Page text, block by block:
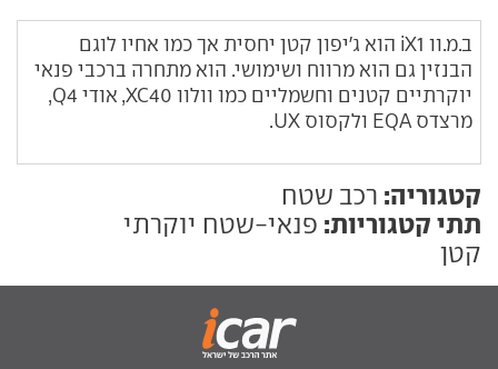
ב.מ.וו iX1 הוא ג'יפון קטן יחסית אך כמו אחיו לוגם
הבנזין גם הוא מרווח ושימושי. הוא מתחרה ברכבי פנאי
יוקרתיים קטנים וחשמליים כמו וולוו XC40, אודי Q4,
מרצדס EQA ולקסוס UX.
קטגוריה: רכב שטח
תתי קטגוריות: פנאי-שטח יוקרתי
קטן